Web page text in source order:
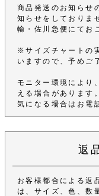
商品発送のお知らせ
知らせをしておりま
輸・佐川急便にてお
※サイズチャートの
いますので、予めご
モニター環境により
える場合があります
気になる場合はお電
返
お客様都合による返
は、サイズ、色、数